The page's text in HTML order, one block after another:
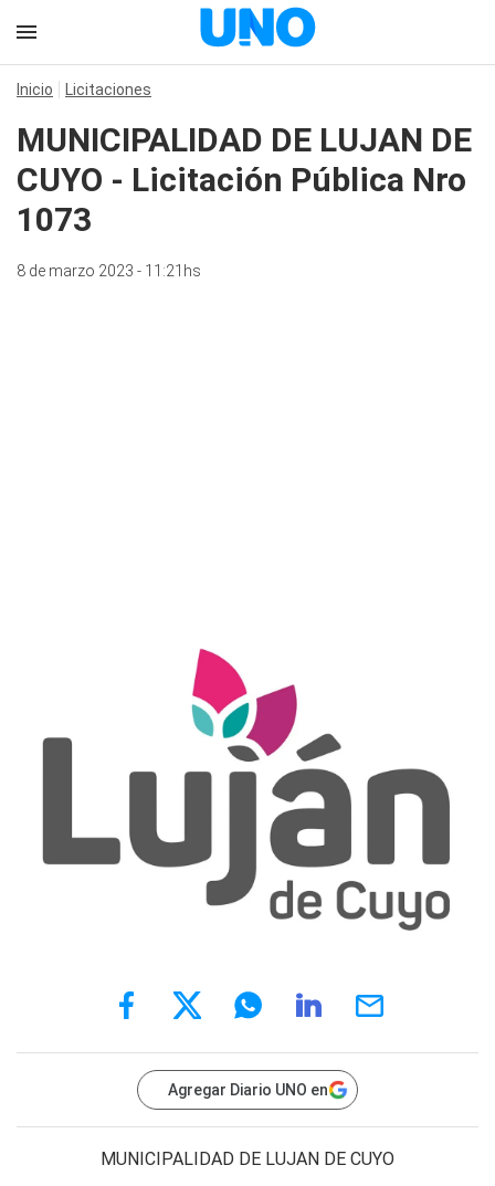
Inicio Licitaciones
MUNICIPALIDAD DE LUJAN DE
CUYO - Licitación Pública Nro
1073
8 de marzo 2023 - 11:21hs
Agregar Diario UNO en
MUNICIPALIDAD DE LUJAN DE CUYO